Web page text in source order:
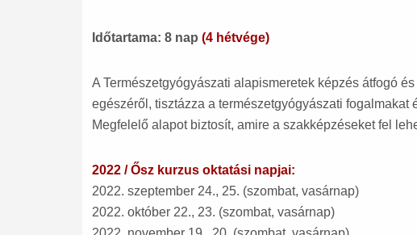
Időtartama: 8 nap (4 hétvége)
A Természetgyógyászati alapismeretek képzés átfogó
egészéről, tisztázza a természetgyógyászati
Megfelelő alapot biztosít, amire a szakképzéseket fel
2022 / Ősz kurzus oktatási napjai:
2022. szeptember 24., 25. (szombat, vasárnap)
2022. október 22., 23. (szombat, vasárnap)